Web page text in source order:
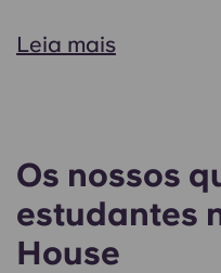
Leia mais
Os nossos
estudantes
House